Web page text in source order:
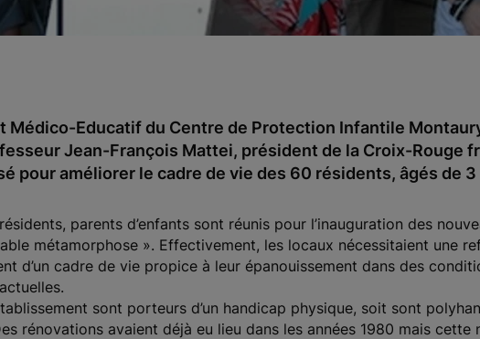
Médico-Educatif du Centre de Protection Infantile
Jean-François Mattei, président de la Croix-Rouge
pour améliorer le cadre de vie des 60 résidents, âgés de 3
parents d’enfants sont réunis pour l’inauguration des
métamorphose ». Effectivement, les locaux nécessitaient une
d’un cadre de vie propice à leur épanouissement dans des
sont porteurs d’un handicap physique, soit sont
rénovations avaient déjà eu lieu dans les années 1980 mais